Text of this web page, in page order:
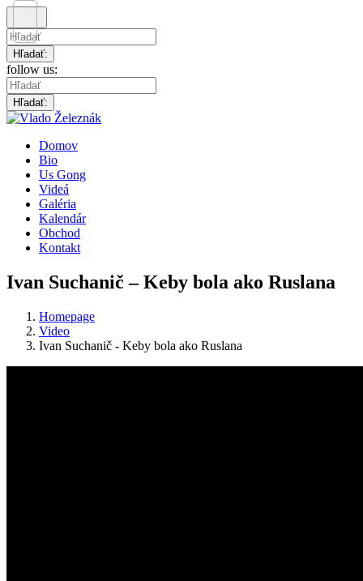
Hľadať:
follow us:
Hľadať:
Domov
Bio
Us Gong
Videá
Galéria
Kalendár
Obchod
Kontakt
Ivan Suchanič – Keby bola ako Ruslana
Homepage
Video
Ivan Suchanič - Keby bola ako Ruslana